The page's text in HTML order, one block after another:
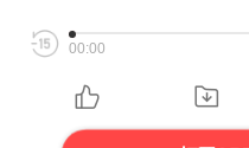
00:00